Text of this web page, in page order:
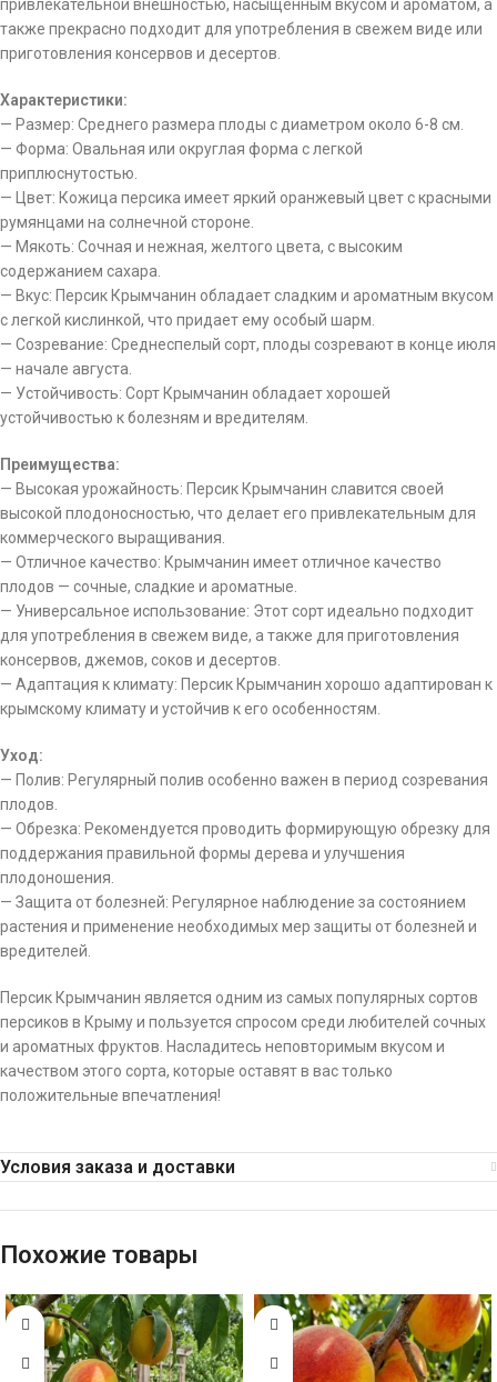
привлекательной внешностью, насыщенным вкусом и ароматом, а
также прекрасно подходит для употребления в свежем виде или
приготовления консервов и десертов.
Характеристики:
— Размер: Среднего размера плоды с диаметром около 6-8 см.
— Форма: Овальная или округлая форма с легкой
приплюснутостью.
— Цвет: Кожица персика имеет яркий оранжевый цвет с красными
румянцами на солнечной стороне.
— Мякоть: Сочная и нежная, желтого цвета, с высоким
содержанием сахара.
— Вкус: Персик Крымчанин обладает сладким и ароматным вкусом
с легкой кислинкой, что придает ему особый шарм.
— Созревание: Среднеспелый сорт, плоды созревают в конце июля
— начале августа.
— Устойчивость: Сорт Крымчанин обладает хорошей
устойчивостью к болезням и вредителям.
Преимущества:
— Высокая урожайность: Персик Крымчанин славится своей
высокой плодоносностью, что делает его привлекательным для
коммерческого выращивания.
— Отличное качество: Крымчанин имеет отличное качество
плодов — сочные, сладкие и ароматные.
— Универсальное использование: Этот сорт идеально подходит
для употребления в свежем виде, а также для приготовления
консервов, джемов, соков и десертов.
— Адаптация к климату: Персик Крымчанин хорошо адаптирован к
крымскому климату и устойчив к его особенностям.
Уход:
— Полив: Регулярный полив особенно важен в период созревания
плодов.
— Обрезка: Рекомендуется проводить формирующую обрезку для
поддержания правильной формы дерева и улучшения
плодоношения.
— Защита от болезней: Регулярное наблюдение за состоянием
растения и применение необходимых мер защиты от болезней и
вредителей.
Персик Крымчанин является одним из самых популярных сортов
персиков в Крыму и пользуется спросом среди любителей сочных
и ароматных фруктов. Насладитесь неповторимым вкусом и
качеством этого сорта, которые оставят в вас только
положительные впечатления!
Условия заказа и доставки
Похожие товары